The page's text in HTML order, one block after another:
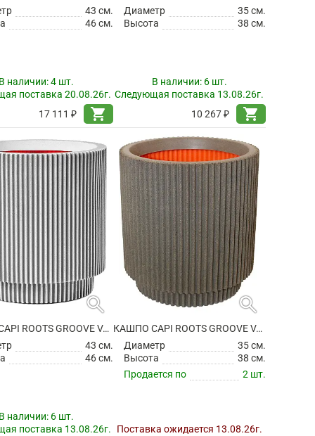
43 см.
46 см.
наличии:4 шт.
поставка 20.08.26г.
17 111 ₽
shopping_cart
Диаметр
35 см.
Высота
38 см.
В наличии: 6 шт.
Следующая поставка 13.08.26г.
10 267 ₽
shopping_cart
search
КАШПО CAPI ROOTS GROOVE VASE CYLINDER IVORY
43 см.
46 см.
наличии: 6 шт.
поставка 13.08.26г.
search
КАШПО CAPI ROOTS GROOVE VASE CYLINDER WARM TAUPE
Диаметр
35 см.
Высота
38 см.
Продается по
2 шт.
Поставка ожидается 13.08.26г.